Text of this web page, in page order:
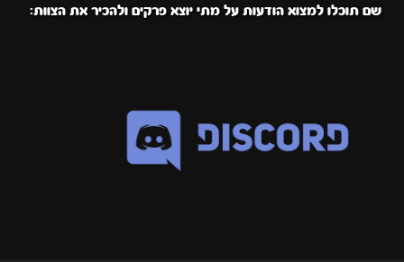
שם תוכלו למצוא הודעות על מתי יוצא פרקים ולהכיר את הצוות: